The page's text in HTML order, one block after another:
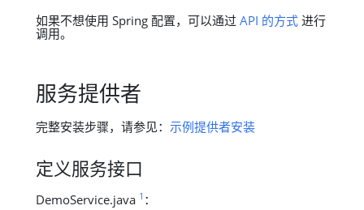
如果不想使用 Spring 配置，可以通过 API 的方式 进行
调用。
服务提供者
完整安装步骤，请参见： 示例提供者安装
定义服务接口
DemoService.java 1 ：